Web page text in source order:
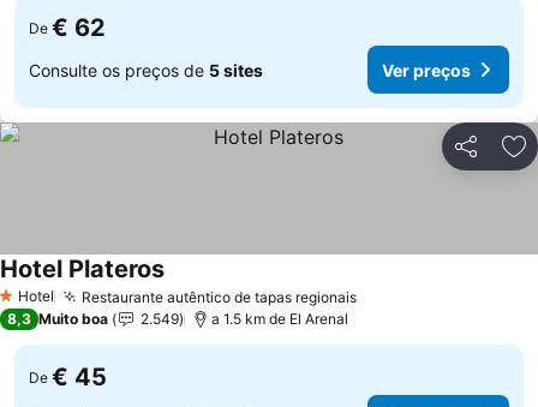
De € 62
Consulte os preços de 5 sites Ver preços
Partilhar
1 Estrelas
Hotel Restaurante autêntico de tapas regionais
Hotel Plateros
8,3 Muito boa 2.549 a 1.5 km de El Arenal
De € 45